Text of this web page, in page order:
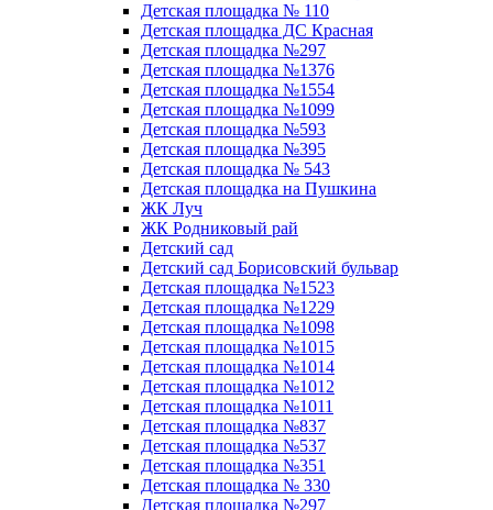
Детская площадка № 110
Детская площадка ДС Красная
Детская площадка №297
Детская площадка №1376
Детская площадка №1554
Детская площадка №1099
Детская площадка №593
Детская площадка №395
Детская площадка № 543
Детская площадка на Пушкина
ЖК Луч
ЖК Родниковый рай
Детский сад
Детский сад Борисовский бульвар
Детская площадка №1523
Детская площадка №1229
Детская площадка №1098
Детская площадка №1015
Детская площадка №1014
Детская площадка №1012
Детская площадка №1011
Детская площадка №837
Детская площадка №537
Детская площадка №351
Детская площадка № 330
Детская площадка №297